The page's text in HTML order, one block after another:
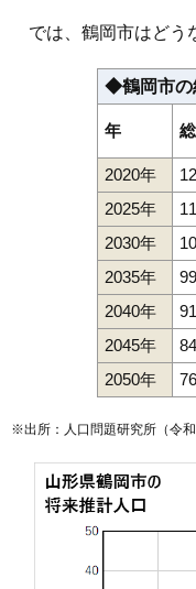
116 三和
堅苔沢
羽黒町川代
羽黒町十文字
小岩川
八色木
羽黒町手向
松根
では、鶴岡市はどう
◆鶴岡市の
年
2020年
2025年
2030年
2035年
2040年
2045年
2050年
※出所：人口問題研究所（令